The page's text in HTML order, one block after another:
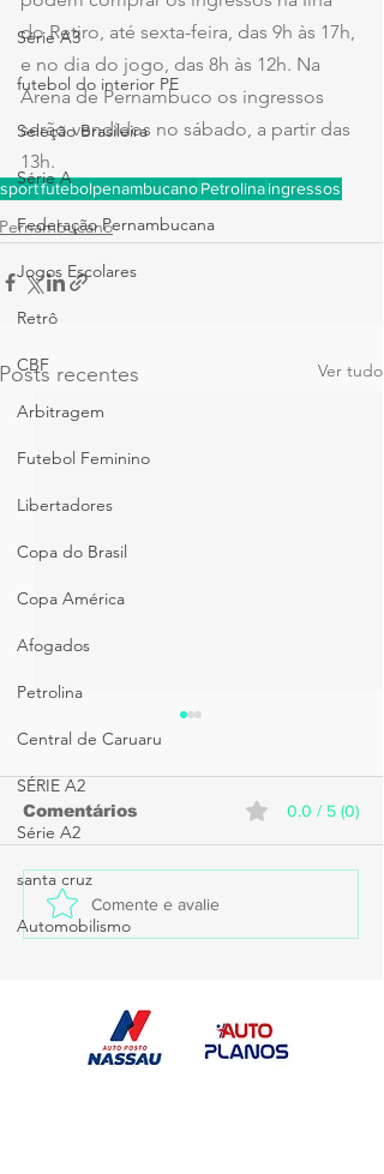
Série A3
futebol do interior PE
Seleção Brasileira
Série A
Federação Pernambucana
Jogos Escolares
Retrô
CBF
Arbitragem
Futebol Feminino
Libertadores
Copa do Brasil
Copa América
Afogados
Petrolina
Central de Caruaru
SÉRIE A2
Série A2
santa cruz
Automobilismo
do Retiro, até sexta-feira, das 9h às 17h,
e no dia do jogo, das 8h às 12h. Na
Arena de Pernambuco os ingressos
serão vendidos no sábado, a partir das
13h.
sportfutebolpenambucanoPetrolinaingressos
Pernambucano
Posts recentes Ver tudo
Caruaru recebe
estreia do Santa Cruz
Comentários 0.0 / 5 (0)
Comente e avalie